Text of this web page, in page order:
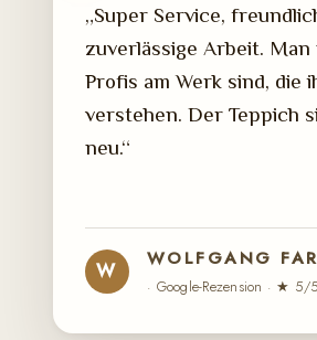
„Super Service,
zuverlässige Arbeit. Man
Profis am Werk sind, die
verstehen. Der Teppich
neu.“
W WOLFGANG
· Google-Rezension · ★ 5/5